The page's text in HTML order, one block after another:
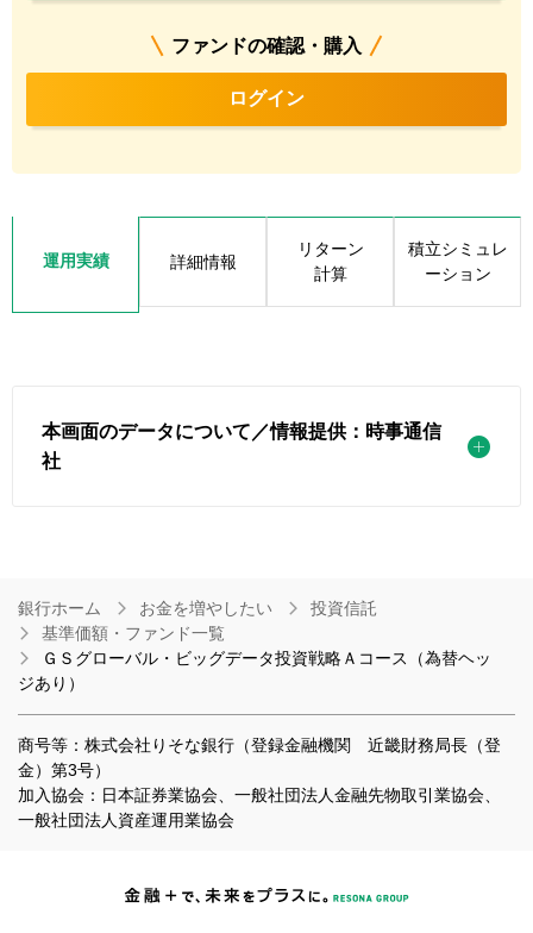
ファンドの確認・購入
ログイン
運用実績 詳細情報
リターン
計算
積立シミュレ
ーション
本画面のデータについて／情報提供：時事通信
社
銀行ホーム お金を増やしたい
投資信託
基準価額・ファンド一覧
ＧＳグローバル・ビッグデータ投資戦略Ａコース（為替ヘッ
ジあり）
商号等：株式会社りそな銀行（登録金融機関 近畿財務局長（登
金）第3号）
加入協会：日本証券業協会、一般社団法人金融先物取引業協会、
一般社団法人資産運用業協会